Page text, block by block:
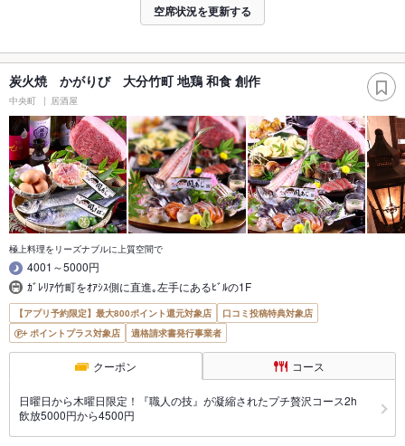
空席状況を更新する
炭火焼 かがりび 大分竹町 地鶏 和食 創作
中央町 居酒屋
極上料理をリーズナブルに上質空間で
4001～5000円
ｶﾞﾚﾘｱ竹町をｵｱｼｽ側に直進｡左手にあるﾋﾞﾙの1F
【アプリ予約限定】最大800ポイント還元対象店
口コミ投稿特典対象店
ポイントプラス対象店
適格請求書発行事業者
クーポン コース
日曜日から木曜日限定！『職人の技』が凝縮されたプチ贅沢コース2h
飲放5000円から4500円